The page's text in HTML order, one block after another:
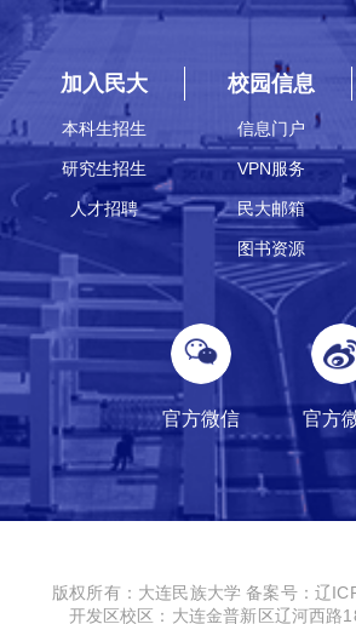
加入民大
本科生招生
研究生招生
人才招聘
校园信息
信息门户
VPN服务
民大邮箱
图书资源
官方微信 官方
版权所有：大连民族大学备案号：辽
开发区校区：大连金普新区辽河西路